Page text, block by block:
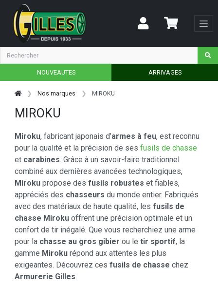
NOUVEAUTES ARRIVAGES
Nos marques MIROKU
MIROKU
Miroku, fabricant japonais d’armes à feu, est reconnu
pour la qualité et la précision de ses fusils de chasse
et carabines. Grâce à un savoir-faire traditionnel
combiné aux dernières avancées technologiques,
Miroku propose des fusils robustes et fiables,
appréciés des chasseurs du monde entier. Fabriqués
avec des matériaux de haute qualité, les fusils de
chasse Miroku offrent une précision optimale et un
confort de tir inégalé. Que vous recherchiez une arme
pour la chasse au gros gibier ou le tir sportif, la
gamme Miroku répond aux attentes les plus
exigeantes. Découvrez ces fusils de chasse chez
Armurerie Gilles.